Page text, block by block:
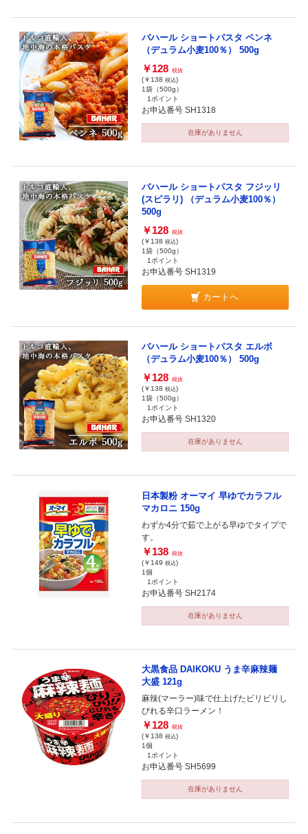
バハール ショートパスタ ペンネ
（デュラム小麦100％） 500g
￥128 税抜
(￥138 税込)
1袋（500g）
1ポイント
お申込番号 SH1318
在庫がありません
バハール ショートパスタ フジッリ
(スピラリ) （デュラム小麦100％）
500g
￥128 税抜
(￥138 税込)
1袋（500g）
1ポイント
お申込番号 SH1319
カートへ
バハール ショートパスタ エルボ
（デュラム小麦100％） 500g
￥128 税抜
(￥138 税込)
1袋（500g）
1ポイント
お申込番号 SH1320
在庫がありません
日本製粉 オーマイ 早ゆでカラフル
マカロニ 150g
わずか4分で茹で上がる早ゆでタイプで
す。
￥138 税抜
(￥149 税込)
1個
1ポイント
お申込番号 SH2174
在庫がありません
大黒食品 DAIKOKU うま辛麻辣麺
大盛 121g
麻辣(マーラー)味で仕上げたビリビリし
びれる辛口ラーメン！
￥128 税抜
(￥138 税込)
1個
1ポイント
お申込番号 SH5699
在庫がありません